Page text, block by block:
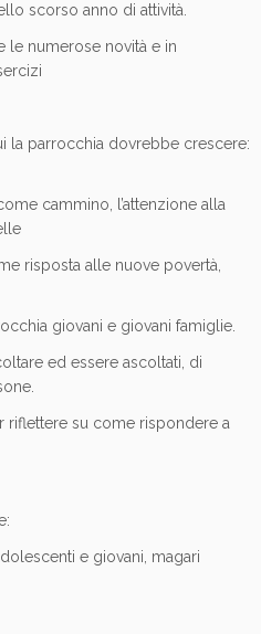
scorso anno di attività.
le numerose novità e in
la parrocchia dovrebbe crescere:
cammino, l’attenzione alla
risposta alle nuove povertà,
giovani e giovani famiglie.
ed essere ascoltati, di
su come rispondere a
e giovani, magari